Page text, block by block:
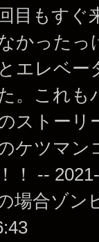
目もすぐ
かったっ
エレベー
。これも
ストーリ
ケツマン
！ --
場合ゾン